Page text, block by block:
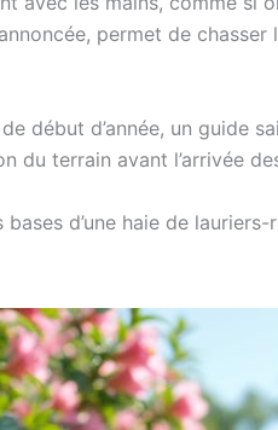
permet de chasser
début d’année, un guide
du terrain avant l’arrivée
d’une haie de lauriers-